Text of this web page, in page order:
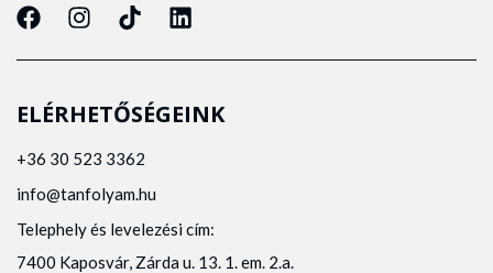
ELÉRHETŐSÉGEINK
+36 30 523 3362
info@tanfolyam.hu
Telephely és levelezési cím:
7400 Kaposvár, Zárda u. 13. 1. em. 2.a.